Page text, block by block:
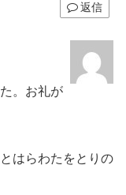
返信
。お礼が
はらわたをとりの